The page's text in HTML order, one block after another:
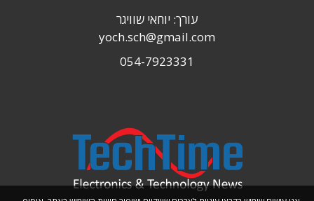
עורך: יוחאי שוויגר
yoch.sch@gmail.com
054-7923331